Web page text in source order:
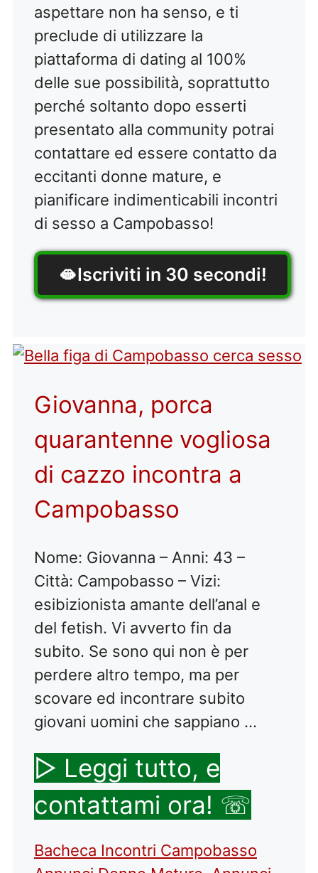
aspettare non ha senso, e ti
preclude di utilizzare la
piattaforma di dating al 100%
delle sue possibilità, soprattutto
perché soltanto dopo esserti
presentato alla community potrai
contattare ed essere contatto da
eccitanti donne mature, e
pianificare indimenticabili incontri
di sesso a Campobasso!
🫦 Iscriviti in 30 secondi!
Giovanna, porca
quarantenne vogliosa
di cazzo incontra a
Campobasso
Nome: Giovanna – Anni: 43 –
Città: Campobasso – Vizi:
esibizionista amante dell’anal e
del fetish. Vi avverto fin da
subito. Se sono qui non è per
perdere altro tempo, ma per
scovare ed incontrare subito
giovani uomini che sappiano …
▷ Leggi tutto, e
contattami ora! ☏
Categorie
Bacheca Incontri Campobasso